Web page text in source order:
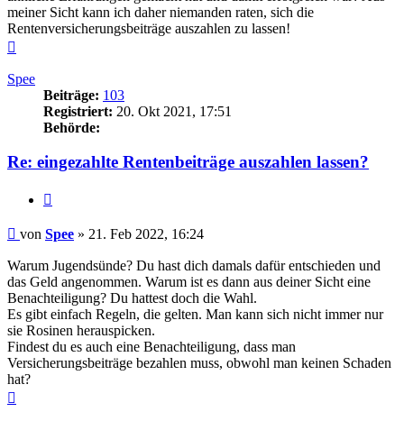
meiner Sicht kann ich daher niemanden raten, sich die
Rentenversicherungsbeiträge auszahlen zu lassen!
Spee
Beiträge: 103
Registriert: 20. Okt 2021, 17:51
Behörde:
Re: eingezahlte Rentenbeiträge auszahlen lassen?
Beitrag
von Spee » 21. Feb 2022, 16:24
Warum Jugendsünde? Du hast dich damals dafür entschieden und
das Geld angenommen. Warum ist es dann aus deiner Sicht eine
Benachteiligung? Du hattest doch die Wahl.
Es gibt einfach Regeln, die gelten. Man kann sich nicht immer nur
sie Rosinen herauspicken.
Findest du es auch eine Benachteiligung, dass man
Versicherungsbeiträge bezahlen muss, obwohl man keinen Schaden
hat?